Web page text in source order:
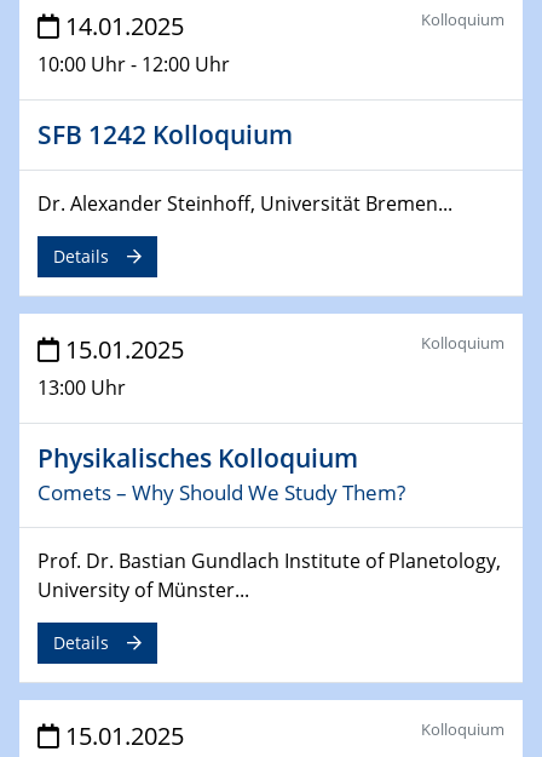
Social Hour
CENIDE / ZBT / IW
11.02.2025
Natural Water to H2
12.02.2025 - 14.02.2025
Sfb-trr247-all Annual Meeting
24.02.2025
CENIDE-BGU Seminar
27.02.2025
27.02.2025
Sfb-trr247-all Seminar
18.03.2025 - 19.03.2025
Kooperationsseminar
Elektrolyse/Brennstoffzelle
EIC Pathfinder
EU funding for early stage scientific, technological or
14.01.2025
10:00 Uhr - 12:00 Uhr
Kolloquium
SFB 1242 Kolloquium
Dr. Alexander Steinhoff, Universität Bremen...
Details
15.01.2025
13:00 Uhr
Kolloquium
Physikalisches Kolloquium
Comets – Why Should We Study Them?
Prof. Dr. Bastian Gundlach Institute of Planetology,
University of Münster...
Details
15.01.2025 Kolloquium